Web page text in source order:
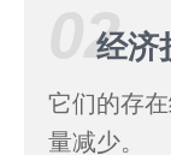
02
经济
它们的存
量减少。